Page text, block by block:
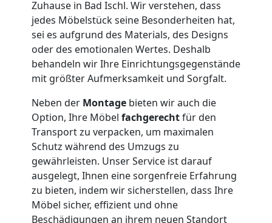
Zuhause in Bad Ischl. Wir verstehen, dass
jedes Möbelstück seine Besonderheiten hat,
sei es aufgrund des Materials, des Designs
oder des emotionalen Wertes. Deshalb
behandeln wir Ihre Einrichtungsgegenstände
mit größter Aufmerksamkeit und Sorgfalt.
Neben der Montage bieten wir auch die
Option, Ihre Möbel fachgerechtfür den
Transport zu verpacken, um maximalen
Schutz während des Umzugs zu
gewährleisten. Unser Service ist darauf
ausgelegt, Ihnen eine sorgenfreie Erfahrung
zu bieten, indem wir sicherstellen, dass Ihre
Möbel sicher, effizient und ohne
Beschädigungen an ihrem neuen Standort
Möbeltransport
Feldkirch
Beiladung
Feldkirch
Mini
Umzug